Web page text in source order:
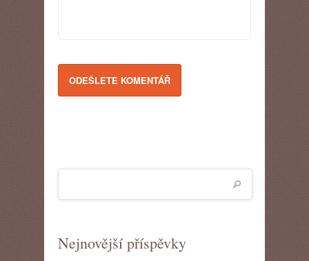
Nejnovější příspěvky